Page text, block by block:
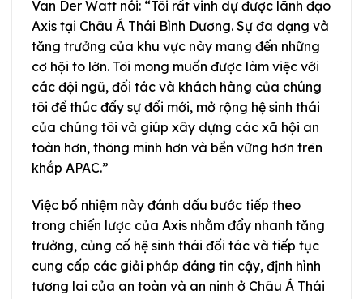
Van Der Watt nói: “Tôi rất vinh dự được lãnh đạo
Axis tại Châu Á Thái Bình Dương. Sự đa dạng và
tăng trưởng của khu vực này mang đến những
cơ hội to lớn. Tôi mong muốn được làm việc với
các đội ngũ, đối tác và khách hàng của chúng
tôi để thúc đẩy sự đổi mới, mở rộng hệ sinh thái
của chúng tôi và giúp xây dựng các xã hội an
toàn hơn, thông minh hơn và bền vững hơn trên
khắp APAC.”
Việc bổ nhiệm này đánh dấu bước tiếp theo
trong chiến lược của Axis nhằm đẩy nhanh tăng
trưởng, củng cố hệ sinh thái đối tác và tiếp tục
cung cấp các giải pháp đáng tin cậy, định hình
tương lai của an toàn và an ninh ở Châu Á Thái